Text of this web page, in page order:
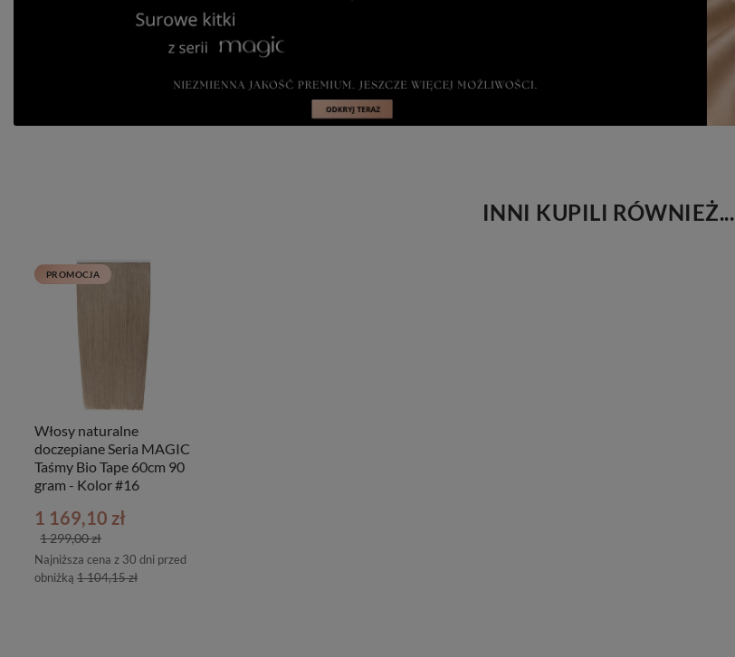
INNI KUPILI RÓWNIEŻ...
PROMOCJA
Włosy naturalne
doczepiane Seria MAGIC
Taśmy Bio Tape 60cm 90
gram - Kolor #16
1 169,10 zł
Najniższa cena z 30 dni przed
obniżką 1 104,15 zł
1 299,00 zł